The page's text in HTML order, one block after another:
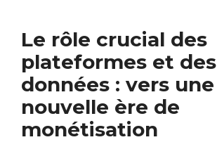
Le rôle crucial des
plateformes et des
données : vers une
nouvelle ère de
monétisation